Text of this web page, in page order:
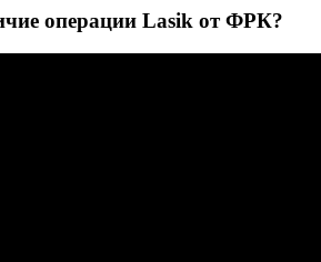
операции Lasik от ФРК?